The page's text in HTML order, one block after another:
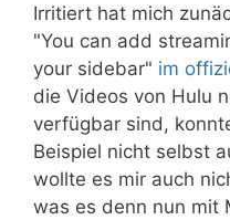
Irritiert hat mich
"You can add
your sidebar" im
die Videos von Hulu
verfügbar sind,
Beispiel nicht selbst
wollte es mir auch
was es denn nun mit